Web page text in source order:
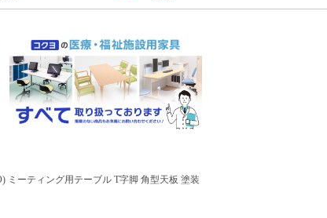
ミーティング用テーブル T字脚 角型天板 塗装